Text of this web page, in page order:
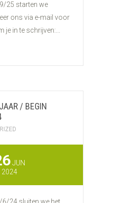
25 starten we
ons via e-mail voor
in te schrijven:...
/ BEGIN
JUN
2024